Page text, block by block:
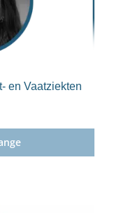
en Vaatziekten